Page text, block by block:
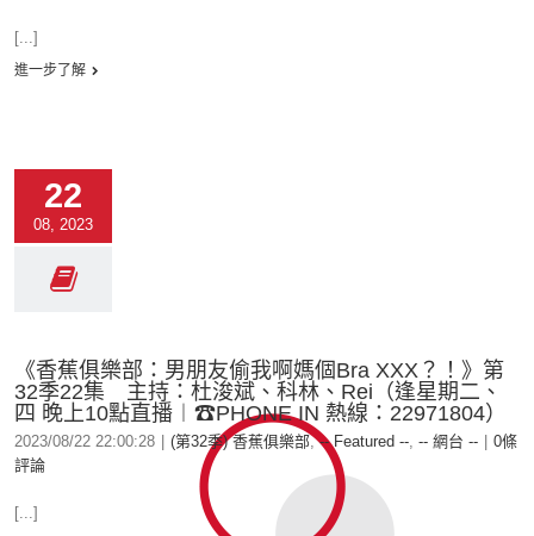
[...]
進一步了解
22
08, 2023
《香蕉俱樂部：男朋友偷我啊媽個Bra XXX？！》第
32季22集 主持：杜浚斌、科林、Rei（逢星期二、
四 晚上10點直播︱☎PHONE IN 熱線：22971804）
2023/08/22 22:00:28 (第32季) 香蕉俱樂部,-- Featured --, -- 網台 --
0條
評論
[...]